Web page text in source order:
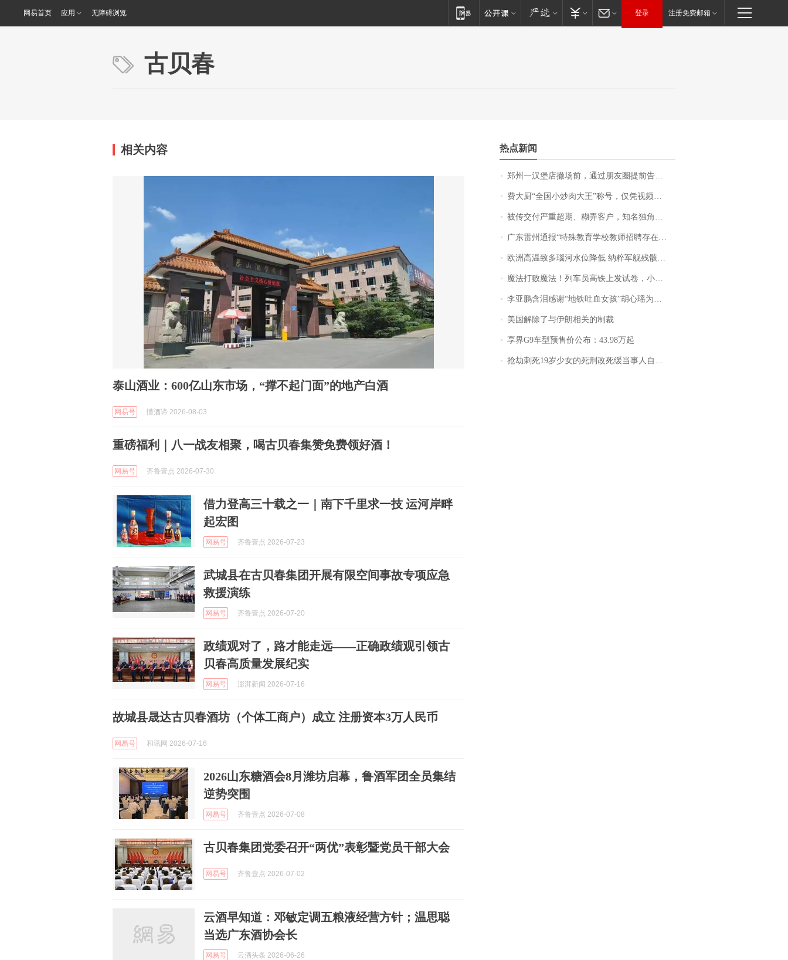
网易首页 应用 无障碍浏览 登录 注册免费邮箱
古贝春
相关内容
泰山酒业：600亿山东市场，“撑不起门面”的地产白酒
网易号 懂酒谛 2026-08-03
重磅福利｜八一战友相聚，喝古贝春集赞免费领好酒！
网易号 齐鲁壹点 2026-07-30
借力登高三十载之一｜南下千里求一技 运河岸畔
起宏图
网易号 齐鲁壹点 2026-07-23
武城县在古贝春集团开展有限空间事故专项应急
救援演练
网易号 齐鲁壹点 2026-07-20
政绩观对了，路才能走远——正确政绩观引领古
贝春高质量发展纪实
网易号 澎湃新闻 2026-07-16
故城县晟达古贝春酒坊（个体工商户）成立 注册资本3万人民币
网易号 和讯网 2026-07-16
2026山东糖酒会8月潍坊启幕，鲁酒军团全员集结
逆势突围
网易号 齐鲁壹点 2026-07-08
古贝春集团党委召开“两优”表彰暨党员干部大会
网易号 齐鲁壹点 2026-07-02
云酒早知道：邓敏定调五粮液经营方针；温思聪
当选广东酒协会长
网易号 云酒头条 2026-06-26
热点新闻
郑州一汉堡店撤场前，通过朋友圈提前告知逐一退费，有顾客仅剩1元也全被退回，分文不少；顾客：言而有信，让人感动
费大厨“全国小炒肉大王”称号，仅凭视频评出？中国烹饪协会回应
被传交付严重超期、糊弄客户，知名独角兽车企创始人回应：都没证据，将依法采取措施，“本人长期与美国交管局保持沟通，对方表示肯定”
广东雷州通报“特殊教育学校教师招聘存在违规行为”：已启动问责程序 副校长被停职
欧洲高温致多瑙河水位降低 纳粹军舰残骸重见天日
魔法打败魔法！列车员高铁上发试卷，小朋友一秒静音，12306回应：列车员个人行为，不是铁路规定
李亚鹏含泪感谢“地铁吐血女孩”胡心瑶为嫣然天使捐99999元：这份捐赠太沉重，尊重其捐赠意愿，个人向胡心瑶和她的病友之家各捐赠99999元
美国解除了与伊朗相关的制裁
享界G9车型预售价公布：43.98万起
抢劫刺死19岁少女的死刑改死缓当事人自述：出狱11年间始终刻意躲避被害人家属